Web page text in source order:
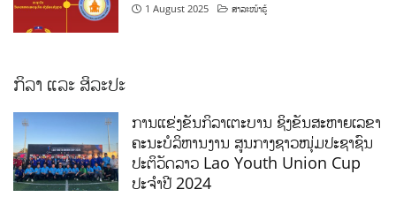
1 August 2025 ສາລະໜ້າຮູ້
ກິລາ ແລະ ສິລະປະ
ການແຂ່ງຂັນກິລາເຕະບານ ຊິງຂັນສະຫາຍເລຂາ
ຄະນະບໍລິຫານງານ ສູນກາງຊາວໜຸ່ມປະຊາຊົນ
ປະຕິວັດລາວ Lao Youth Union Cup
ປະຈຳປີ 2024